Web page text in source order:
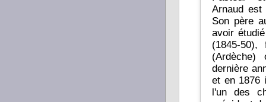
Arnaud
Son père
avoir
(1845-
dernière
et en 1876
l'un des